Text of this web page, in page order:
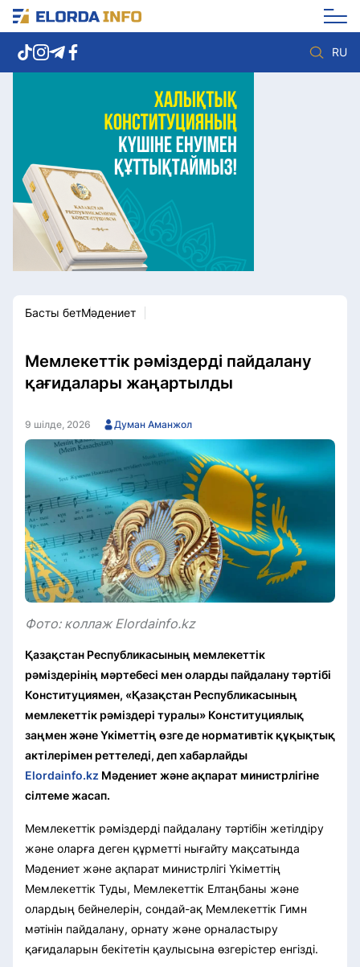
RU
Елорда жаңалықтары
Көзқарас
Саясат
Видео
Әлеумет
Экономика
Спорт
Мәдениет
Басты бетМәдениет
Мемлекеттік рәміздерді пайдалану
қағидалары жаңартылды
9 шілде, 2026 Думан Аманжол
Фото: коллаж Elordainfo.kz
Қазақстан Республикасының мемлекеттік
рәміздерінің мәртебесі мен оларды пайдалану тәртібі
Конституциямен, «Қазақстан Республикасының
мемлекеттік рәміздері туралы» Конституциялық
заңмен және Үкіметтің өзге де нормативтік құқықтық
актілерімен реттеледі, деп хабарлайды
Elordainfo.kz Мәдениет және ақпарат министрлігіне
сілтеме жасап.
Мемлекеттік рәміздерді пайдалану тәртібін жетілдіру
және оларға деген құрметті нығайту мақсатында
Мәдениет және ақпарат министрлігі Үкіметтің
Мемлекеттік Туды, Мемлекеттік Елтаңбаны және
олардың бейнелерін, сондай-ақ Мемлекеттік Гимн
мәтінін пайдалану, орнату және орналастыру
қағидаларын бекітетін қаулысына өзгерістер енгізді.